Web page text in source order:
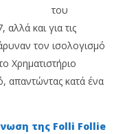
τους
της
του
και για τις
τον ισολογισμό
Χρηματιστήριο
απαντώντας κατά ένα
της Folli Follie